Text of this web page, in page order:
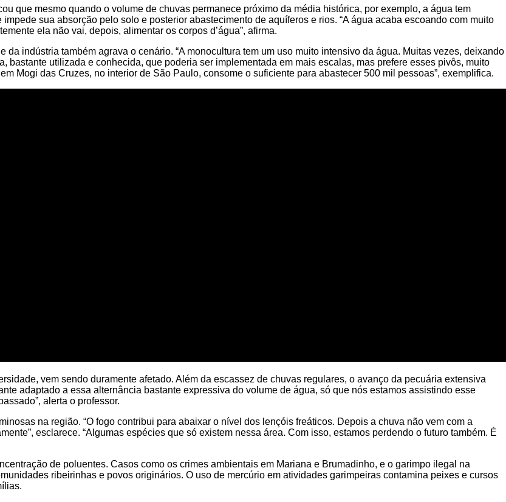
que mesmo quando o volume de chuvas permanece próximo da média histórica, por exemplo, a água tem
sua absorção pelo solo e posterior abastecimento de aquíferos e rios. “A água acaba escoando com muito
ela não vai, depois, alimentar os corpos d’água”, afirma.
indústria também agrava o cenário. “A monocultura tem um uso muito intensivo da água. Muitas vezes, deixando
bastante utilizada e conhecida, que poderia ser implementada em mais escalas, mas prefere esses pivôs, muito
Mogi das Cruzes, no interior de São Paulo, consome o suficiente para abastecer 500 mil pessoas”, exemplifica.
vem sendo duramente afetado. Além da escassez de chuvas regulares, o avanço da pecuária extensiva
adaptado a essa alternância bastante expressiva do volume de água, só que nós estamos assistindo esse
alerta o professor.
na região. “O fogo contribui para abaixar o nível dos lençóis freáticos. Depois a chuva não vem com a
esclarece. “Algumas espécies que só existem nessa área. Com isso, estamos perdendo o futuro também. É
de poluentes. Casos como os crimes ambientais em Mariana e Brumadinho, e o garimpo ilegal na
ribeirinhas e povos originários. O uso de mercúrio em atividades garimpeiras contamina peixes e cursos